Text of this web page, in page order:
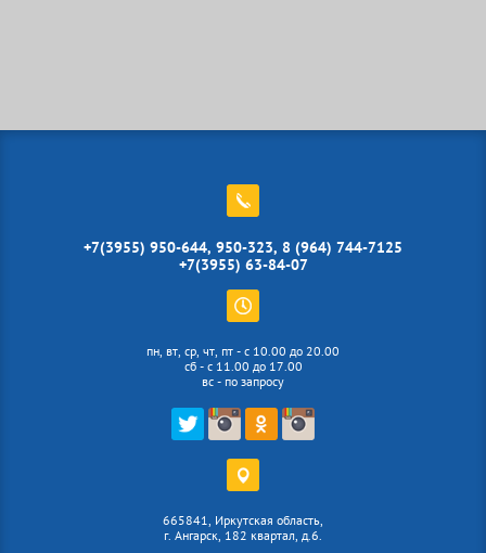
+7(3955) 950-644, 950-323, 8 (964) 744-7125
+7(3955) 63-84-07
пн, вт, ср, чт, пт - с 10.00 до 20.00
сб - с 11.00 до 17.00
вс - по запросу
665841, Иркутская область,
г. Ангарск, 182 квартал, д.6.